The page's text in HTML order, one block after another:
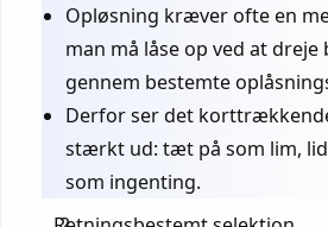
Opløsning kræver ofte en
man må låse op ved at
gennem bestemte
Derfor ser det
stærkt ud: tæt på som lim,
som ingenting.